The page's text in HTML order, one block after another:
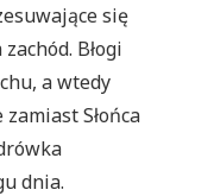
się
Błogi
a wtedy
Słońca
dnia.